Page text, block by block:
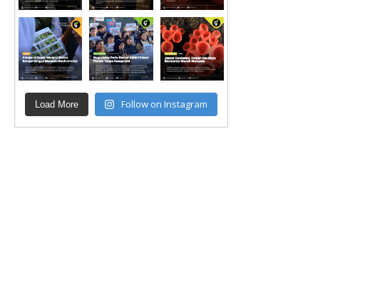
Load More Follow on Instagram